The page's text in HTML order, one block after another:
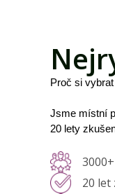
Proč si
Jsme místní
20 lety
20 let